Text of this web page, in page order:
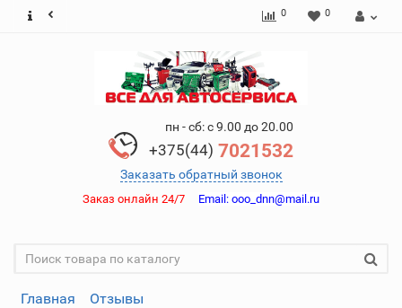
0 0
пн - сб: с 9.00 до 20.00
+375(44) 7021532
Заказать обратный звонок
Заказ онлайн 24/7 Email: ooo_dnn@mail.ru
Главная Отзывы